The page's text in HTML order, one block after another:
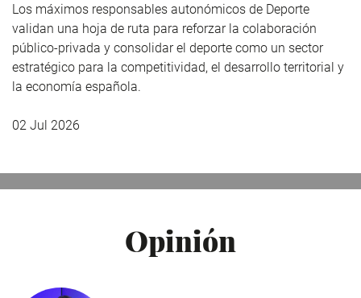
Los máximos responsables autonómicos de Deporte
validan una hoja de ruta para reforzar la colaboración
público-privada y consolidar el deporte como un sector
estratégico para la competitividad, el desarrollo territorial y
la economía española.
02 Jul 2026
Opinión